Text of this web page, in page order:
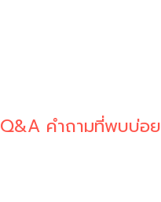
Q&A คำถามที่พบบ่อย